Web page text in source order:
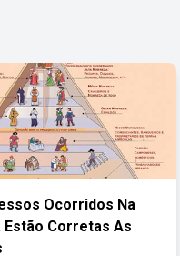
Ocorridos Na
Estão Corretas As